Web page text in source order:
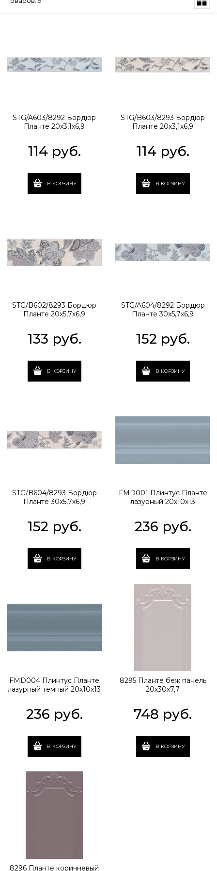
STG/A603/8292 Бордюр
Планте 20х3,1х6,9
114 руб.
В КОРЗИНУ
STG/B603/8293 Бордюр
Планте 20х3,1х6,9
114 руб.
В КОРЗИНУ
STG/B602/8293 Бордюр
Планте 20х5,7х6,9
133 руб.
В КОРЗИНУ
STG/A604/8292 Бордюр
Планте 30х5,7х6,9
152 руб.
В КОРЗИНУ
STG/B604/8293 Бордюр
Планте 30х5,7х6,9
152 руб.
В КОРЗИНУ
FMD001 Плинтус Планте
лазурный 20х10х13
236 руб.
В КОРЗИНУ
FMD004 Плинтус Планте
лазурный темный 20х10х13
236 руб.
В КОРЗИНУ
8295 Планте беж панель
20х30х7,7
748 руб.
В КОРЗИНУ
8296 Планте коричневый